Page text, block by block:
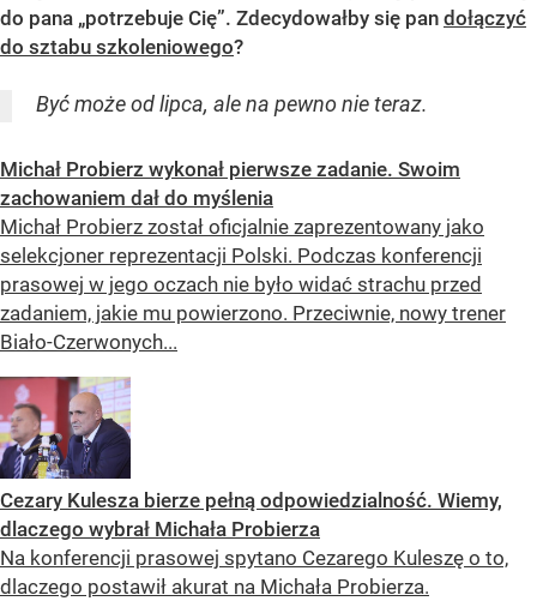
do pana „potrzebuje Cię”. Zdecydowałby się pan dołączyć
do sztabu szkoleniowego?
Być może od lipca, ale na pewno nie teraz.
Michał Probierz wykonał pierwsze zadanie. Swoim
zachowaniem dał do myślenia
Michał Probierz został oficjalnie zaprezentowany jako
selekcjoner reprezentacji Polski. Podczas konferencji
prasowej w jego oczach nie było widać strachu przed
zadaniem, jakie mu powierzono. Przeciwnie, nowy trener
Biało-Czerwonych...
Cezary Kulesza bierze pełną odpowiedzialność. Wiemy,
dlaczego wybrał Michała Probierza
Na konferencji prasowej spytano Cezarego Kuleszę o to,
dlaczego postawił akurat na Michała Probierza.